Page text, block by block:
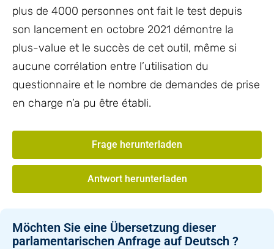
plus de 4000 personnes ont fait le test depuis
son lancement en octobre 2021 démontre la
plus-value et le succès de cet outil, même si
aucune corrélation entre l’utilisation du
questionnaire et le nombre de demandes de prise
en charge n’a pu être établi.
Frage herunterladen
Antwort herunterladen
Möchten Sie eine Übersetzung dieser
parlamentarischen Anfrage auf Deutsch ?